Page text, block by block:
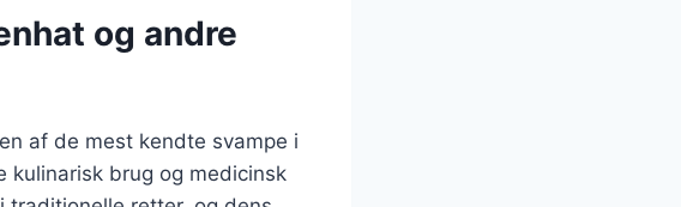
og andre
af de mest kendte svampe i
kulinarisk brug og medicinsk